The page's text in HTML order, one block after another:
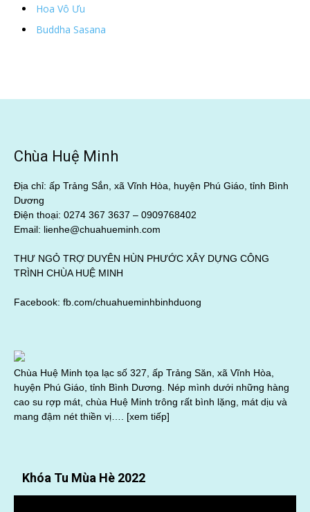
Hoa Vô Ưu
Buddha Sasana
Chùa Huệ Minh
Địa chỉ: ấp Trảng Sắn, xã Vĩnh Hòa, huyện Phú Giáo, tỉnh Bình
Dương
Điện thoại: 0274 367 3637 – 0909768402
Email: lienhe@chuahueminh.com
THƯ NGỎ TRỢ DUYÊN HÙN PHƯỚC XÂY DỰNG CÔNG
TRÌNH CHÙA HUỆ MINH
Facebook: fb.com/chuahueminhbinhduong
Chùa Huệ Minh tọa lạc số 327, ấp Trảng Săn, xã Vĩnh Hòa,
huyện Phú Giáo, tỉnh Bình Dương. Nép mình dưới những hàng
cao su rợp mát, chùa Huệ Minh trông rất bình lặng, mát dịu và
mang đậm nét thiền vị…. [xem tiếp]
Khóa Tu Mùa Hè 2022